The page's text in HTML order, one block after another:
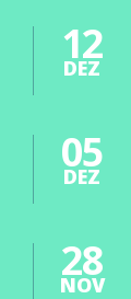
12
DEZ
05
DEZ
28
NOV